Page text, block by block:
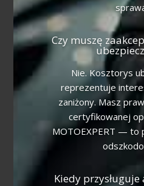
Czy muszę
Nie. Kosztorys
reprezentuje
zaniżony. Masz
certyfikowanej
MOTOEXPERT — to
Kiedy przysługuje